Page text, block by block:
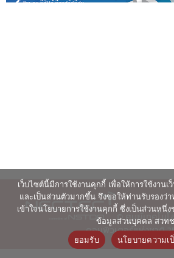
© ศูนย์เทคโนโ
คอมพิวเตอร์แห่งชาติ
เว็บไซต์นี้มีการใช้งานคุกกี้ เพื่อให้การใช้งานเ
และเป็นส่วนตัวมากขึ้น จึงขอให้ท่านรับรองว่
เข้าใจนโยบายการใช้งานคุกกี้ ซึ่งเป็นส่วนหนึ่
ข้อมูลส่วนบุคคล สวท
ยอมรับ
นโยบายความเ